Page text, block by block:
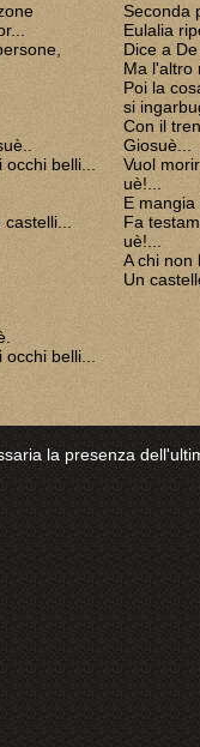
belli...
belli...
Seconda
Eulalia
Dice a
Ma l'altro
Poi la
si
Con il
Giosuè...
Vuol
uè!...
E mangia
Fa
uè!...
A chi non
Un
la presenza